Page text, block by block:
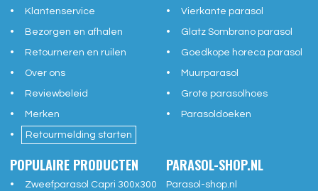
Klantenservice
Bezorgen en afhalen
Retourneren en ruilen
Over ons
Reviewbeleid
Merken
Retourmelding starten
Vierkante parasol
Glatz Sombrano parasol
Goedkope horeca parasol
Muurparasol
Grote parasolhoes
Parasoldoeken
POPULAIRE PRODUCTEN
Zweefparasol Capri 300x300
PARASOL-SHOP.NL
Parasol-shop.nl